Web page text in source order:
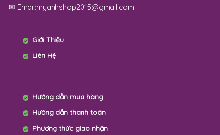
✉ Email:myanhshop2015@gmail.com
Giới Thiệu
Liên Hệ
Hướng dẫn mua hàng
Hướng dẫn thanh toán
Phương thức giao nhận